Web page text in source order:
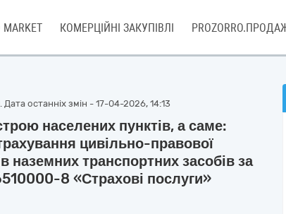
MARKET КОМЕРЦІЙНІ ЗАКУПІВЛІ
останніх змін - 17-04-2026, 14:13
населених пунктів, а саме:
цивільно-правової
наземних транспортних засобів за
8 «Страхові послуги»